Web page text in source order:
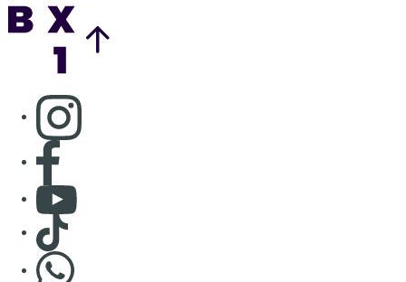
Consulter page Instagram
Consulter page Facebook
Consulter Youtube
Consulter TikTok